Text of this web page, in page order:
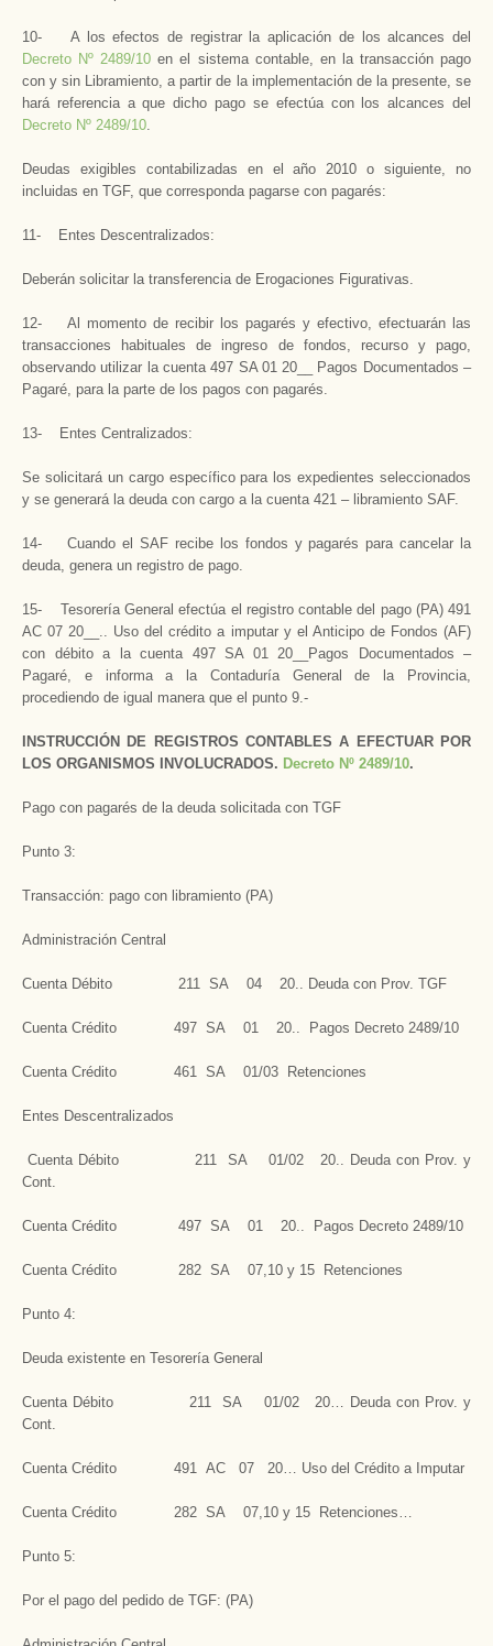
10- A los efectos de registrar la aplicación de los alcances del
Decreto Nº 2489/10 en el sistema contable, en la transacción pago
con y sin Libramiento, a partir de la implementación de la presente, se
hará referencia a que dicho pago se efectúa con los alcances del
Decreto Nº 2489/10.
Deudas exigibles contabilizadas en el año 2010 o siguiente, no
incluidas en TGF, que corresponda pagarse con pagarés:
11- Entes Descentralizados:
Deberán solicitar la transferencia de Erogaciones Figurativas.
12- Al momento de recibir los pagarés y efectivo, efectuarán las
transacciones habituales de ingreso de fondos, recurso y pago,
observando utilizar la cuenta 497 SA 01 20__ Pagos Documentados –
Pagaré, para la parte de los pagos con pagarés.
13- Entes Centralizados:
Se solicitará un cargo específico para los expedientes seleccionados
y se generará la deuda con cargo a la cuenta 421 – libramiento SAF.
14- Cuando el SAF recibe los fondos y pagarés para cancelar la
deuda, genera un registro de pago.
15- Tesorería General efectúa el registro contable del pago (PA) 491
AC 07 20__.. Uso del crédito a imputar y el Anticipo de Fondos (AF)
con débito a la cuenta 497 SA 01 20__Pagos Documentados –
Pagaré, e informa a la Contaduría General de la Provincia,
procediendo de igual manera que el punto 9.-
INSTRUCCIÓN DE REGISTROS CONTABLES A EFECTUAR POR
LOS ORGANISMOS INVOLUCRADOS. Decreto Nº 2489/10.
Pago con pagarés de la deuda solicitada con TGF
Punto 3:
Transacción: pago con libramiento (PA)
Administración Central
Cuenta Débito 211 SA 04 20.. Deuda con Prov. TGF
Cuenta Crédito 497 SA 01 20.. Pagos Decreto 2489/10
Cuenta Crédito 461 SA 01/03 Retenciones
Entes Descentralizados
Cuenta Débito 211 SA 01/02 20.. Deuda con Prov. y
Cont.
Cuenta Crédito 497 SA 01 20.. Pagos Decreto 2489/10
Cuenta Crédito 282 SA 07,10 y 15 Retenciones
Punto 4:
Deuda existente en Tesorería General
Cuenta Débito 211 SA 01/02 20… Deuda con Prov. y
Cont.
Cuenta Crédito 491 AC 07 20… Uso del Crédito a Imputar
Cuenta Crédito 282 SA 07,10 y 15 Retenciones…
Punto 5:
Por el pago del pedido de TGF: (PA)